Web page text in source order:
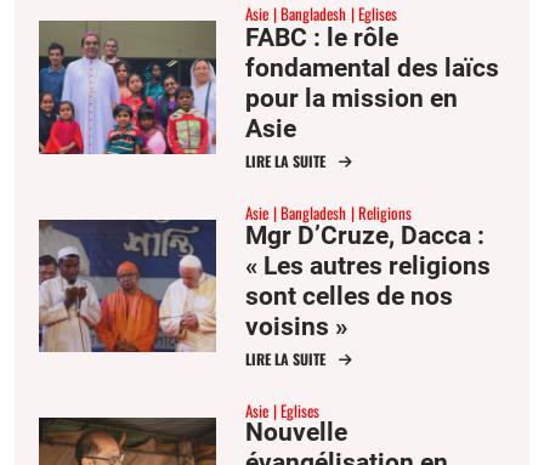
Asie Bangladesh Eglises
FABC : le rôle
fondamental des laïcs
pour la mission en
Asie
LIRE LA SUITE
Asie Bangladesh Religions
Mgr D’Cruze, Dacca :
« Les autres religions
sont celles de nos
voisins »
LIRE LA SUITE
Asie Eglises
Nouvelle